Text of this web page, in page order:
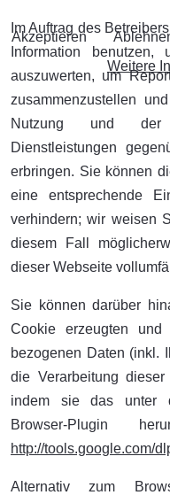
Im Auftrag des
Information
auszuwerten, um
zusammenzustellen
Nutzung und der
Dienstleistungen
erbringen. Sie können
eine entsprechende
verhindern; wir weisen
diesem Fall
dieser Webseite
Sie können darüber
Cookie erzeugten
bezogenen Daten (inkl.
die Verarbeitung
indem sie das unter
Browser-Plugin
http://tools.google.com/
Alternativ zum
Akzeptieren
Weitere